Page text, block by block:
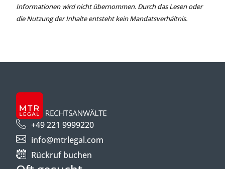
Informationen wird nicht übernommen. Durch das Lesen oder
die Nutzung der Inhalte entsteht kein Mandatsverhältnis.
+49 221 9999220
info@mtrlegal.com
Rückruf buchen